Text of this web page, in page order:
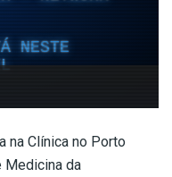
na Clínica no Porto
Medicina da